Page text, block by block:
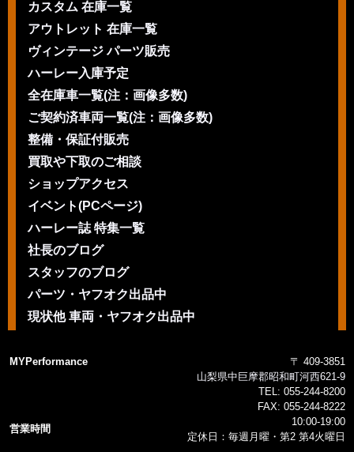
カスタム 在庫一覧
アウトレット 在庫一覧
ヴィンテージ パーツ販売
ハーレー入庫予定
全在庫車一覧(注：画像多数)
ご契約済車両一覧(注：画像多数)
整備・保証付販売
買取や下取のご相談
ショップアクセス
イベント(PCページ)
ハーレー誌 特集一覧
社長のブログ
スタッフのブログ
パーツ・ヤフオク出品中
現状他 車両・ヤフオク出品中
MYPerformance
〒 409-3851
山梨県中巨摩郡昭和町河西621-9
TEL: 055-244-8200
FAX: 055-244-8222
営業時間
10:00-19:00
定休日：毎週月曜・第2 第4火曜日